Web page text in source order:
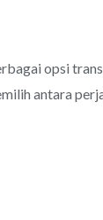
opsi
antara